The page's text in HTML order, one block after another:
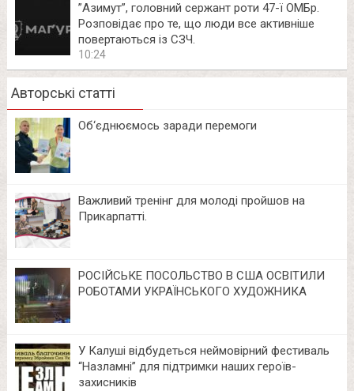
⁨”Азимут”, головний сержант роти 47-ї ОМБр.
Розповідає про те, що люди все активніше
повертаються із СЗЧ.
10:24
Авторські статті
Об‘єднюємось заради перемоги
Важливий тренінг для молоді пройшов на
Прикарпатті.
РОСІЙСЬКЕ ПОСОЛЬСТВО В США ОСВІТИЛИ
РОБОТАМИ УКРАЇНСЬКОГО ХУДОЖНИКА
У Калуші відбудеться неймовірний фестиваль
“Назламні” для підтримки наших героїв-
захисників